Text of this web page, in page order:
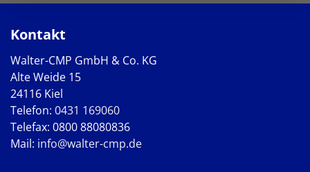
Kontakt
Walter-CMP GmbH & Co. KG
Alte Weide 15
24116 Kiel
Telefon: 0431 169060
Telefax: 0800 88080836
Mail: info@walter-cmp.de